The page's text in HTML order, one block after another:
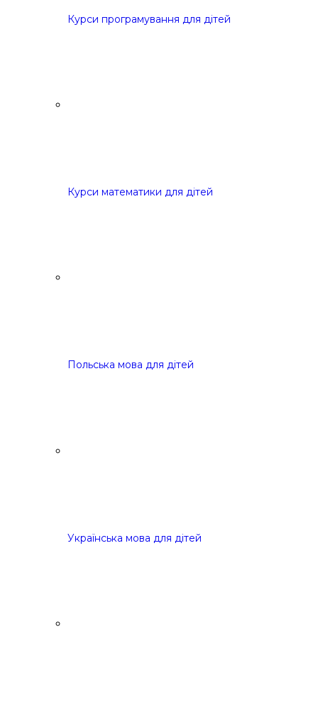
Курси програмування для дітей
Курси математики для дітей
Польська мова для дітей
Українська мова для дітей